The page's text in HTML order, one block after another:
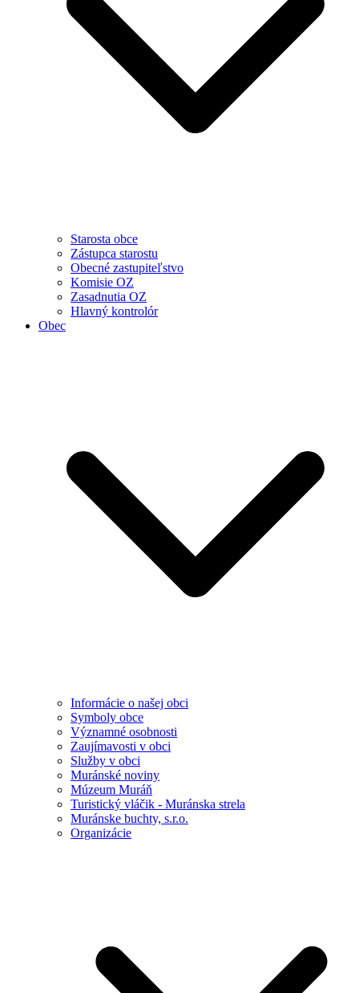
Starosta obce
Zástupca starostu
Obecné zastupiteľstvo
Komisie OZ
Zasadnutia OZ
Hlavný kontrolór
Obec
Informácie o našej obci
Symboly obce
Významné osobnosti
Zaujímavosti v obci
Služby v obci
Muránské noviny
Múzeum Muráň
Turistický vláčik - Muránska strela
Muránske buchty, s.r.o.
Organizácie